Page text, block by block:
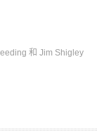
和 Jim Shigley